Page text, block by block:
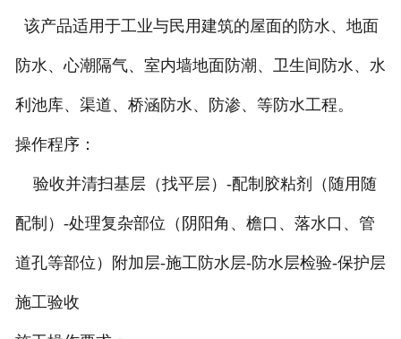
该产品适用于工业与民用建筑的屋面的防水、地面
防水、心潮隔气、室内墙地面防潮、卫生间防水、水
利池库、渠道、桥涵防水、防渗、等防水工程。
操作程序：
验收并清扫基层（找平层）-配制胶粘剂（随用随
配制）-处理复杂部位（阴阳角、檐口、落水口、管
道孔等部位）附加层-施工防水层-防水层检验-保护层
施工验收